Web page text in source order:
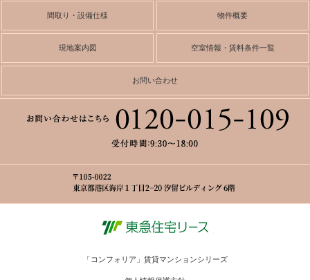
間取り・設備仕様 物件概要
現地案内図 空室情報・賃料条件一覧
お問い合わせ
「コンフォリア」賃貸マンションシリーズ